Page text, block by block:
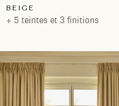
BEIGE
+ 5 teintes et 3 finitions